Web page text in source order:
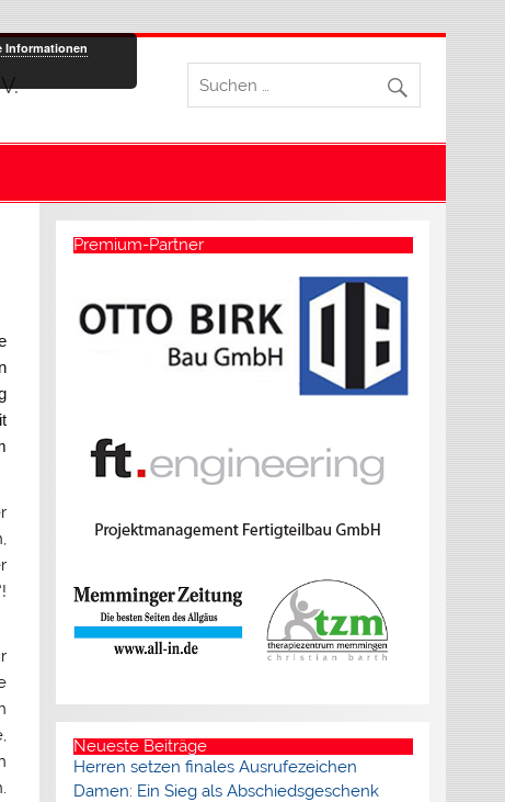
Premium-Partner
Neueste Beiträge
Herren setzen finales Ausrufezeichen
Damen: Ein Sieg als Abschiedsgeschenk
Informationen